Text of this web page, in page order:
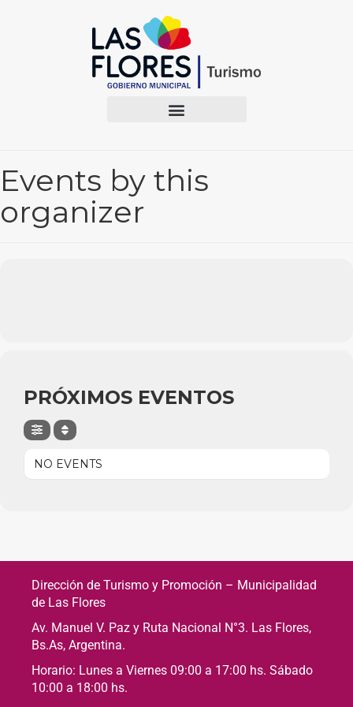
Events by this
organizer
PRÓXIMOS EVENTOS
NO EVENTS
Dirección de Turismo y Promoción – Municipalidad
de Las Flores
Av. Manuel V. Paz y Ruta Nacional N°3. Las Flores,
Bs.As, Argentina.
Horario: Lunes a Viernes 09:00 a 17:00 hs. Sábado
10:00 a 18:00 hs.